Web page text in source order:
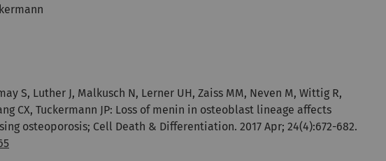
S, Luther J, Malkusch N, Lerner UH, Zaiss MM, Neven M, Wittig R,
CX, Tuckermann JP: Loss of menin in osteoblast lineage affects
osteoporosis; Cell Death & Differentiation. 2017 Apr; 24(4):672-682.